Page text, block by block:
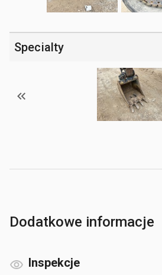
Specialty
Dodatkowe informacje
Inspekcje